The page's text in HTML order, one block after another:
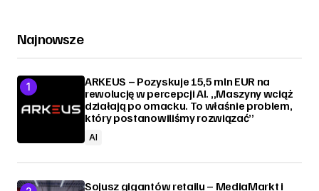
Najnowsze
ARKEUS – Pozyskuje 15,5 mln EUR na
rewolucję w percepcji AI. „Maszyny wciąż
działają po omacku. To właśnie problem,
który postanowiliśmy rozwiązać”
AI
Sojusz gigantów retailu – MediaMarkt i